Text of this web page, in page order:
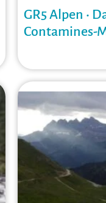
GR5 Alpen •
Contamines-